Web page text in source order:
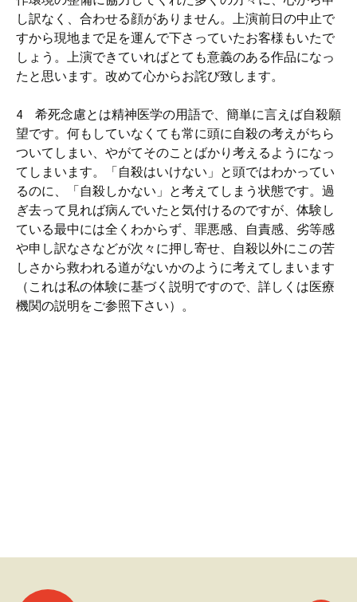
し訳なく、合わせる顔がありません。上演前日の中止で
すから現地まで足を運んで下さっていたお客様もいたで
しょう。上演できていればとても意義のある作品になっ
たと思います。改めて心からお詫び致します。
4 希死念慮とは精神医学の用語で、簡単に言えば自殺願
望です。何もしていなくても常に頭に自殺の考えがちら
ついてしまい、やがてそのことばかり考えるようになっ
てしまいます。「自殺はいけない」と頭ではわかってい
るのに、「自殺しかない」と考えてしまう状態です。過
ぎ去って見れば病んでいたと気付けるのですが、体験し
ている最中には全くわからず、罪悪感、自責感、劣等感
や申し訳なさなどが次々に押し寄せ、自殺以外にこの苦
しさから救われる道がないかのように考えてしまいます
（これは私の体験に基づく説明ですので、詳しくは医療
機関の説明をご参照下さい）。